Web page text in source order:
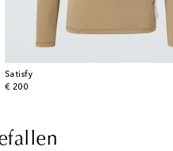
Satisfy
€ 200
original price